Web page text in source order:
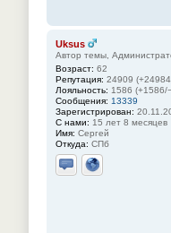
Uksus
Автор темы,
Возраст: 62
Репутация: 24909
Лояльность: 1586 (+1586/
Сообщения: 13339
Зарегистрирован:
С нами: 15 лет 8 месяцев
Имя: Сергей
Откуда: СПб
Отправить
Сайт